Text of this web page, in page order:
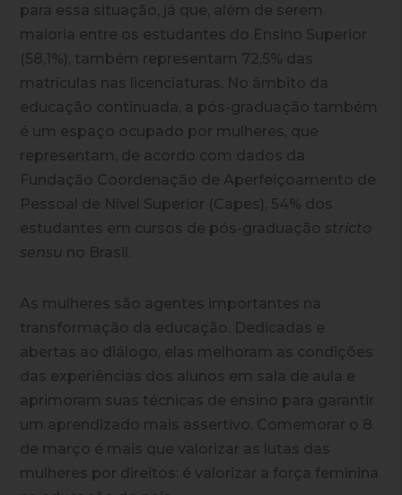
para essa situação, já que, além de serem
maioria entre os estudantes do Ensino Superior
(58,1%), também representam 72,5% das
matrículas nas licenciaturas. No âmbito da
educação continuada, a pós-graduação também
é um espaço ocupado por mulheres, que
representam, de acordo com dados da
Fundação Coordenação de Aperfeiçoamento de
Pessoal de Nível Superior (Capes), 54% dos
estudantes em cursos de pós-graduação stricto
sensu no Brasil.
As mulheres são agentes importantes na
transformação da educação. Dedicadas e
abertas ao diálogo, elas melhoram as condições
das experiências dos alunos em sala de aula e
aprimoram suas técnicas de ensino para garantir
um aprendizado mais assertivo. Comemorar o 8
de março é mais que valorizar as lutas das
mulheres por direitos: é valorizar a força feminina